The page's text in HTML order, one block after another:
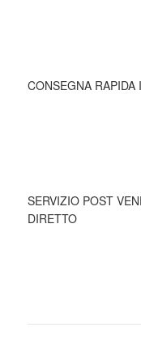
CONSEGNA
SERVIZIO POST
DIRETTO